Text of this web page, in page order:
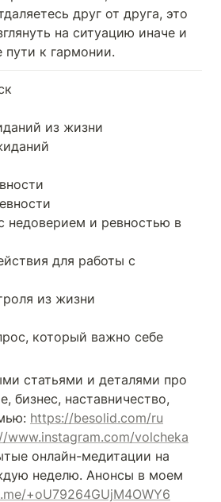
друг от друга, это
на ситуацию иначе и
пути к гармонии.
из жизни
недоверием и ревностью в
для работы с
из жизни
который важно себе
статьями и деталями про
бизнес, наставничество,
https://besolid.com/ru
www.instagram.com/volcheka
онлайн-медитации на
неделю. Анонсы в моем
+oU79264GUjM4OWY6